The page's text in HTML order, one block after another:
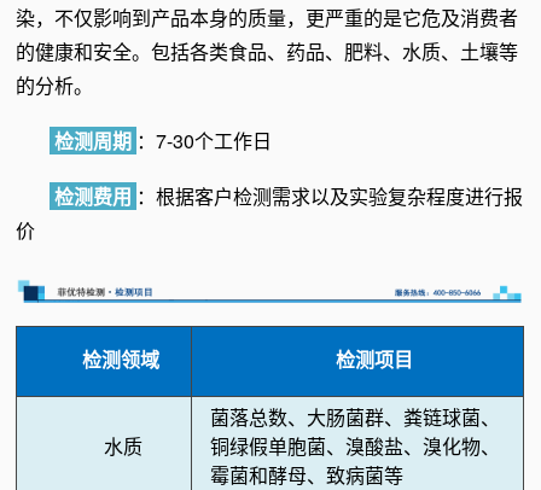
染，不仅影响到产品本身的质量，更严重的是它危及消费者
的健康和安全。包括各类食品、药品、肥料、水质、土壤等
的分析。
检测周期 ：7-30个工作日
检测费用 ：根据客户检测需求以及实验复杂程度进行报
价
检测领域 检测项目
水质
菌落总数、大肠菌群、粪链球菌、
铜绿假单胞菌、溴酸盐、溴化物、
霉菌和酵母、致病菌等